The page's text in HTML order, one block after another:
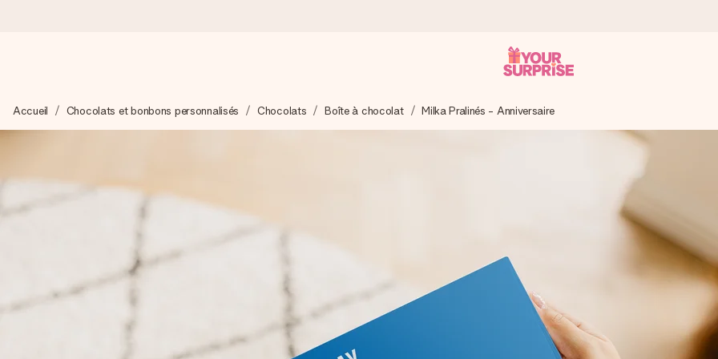
Nous préparons votre cadeau avec attention et l’envoyons en un éclair – pour que vous puissiez l’offrir au bon moment, quand
4,9 (sur la base de +15 000 avis)
Nos cadeaux sont appréciés. Les clients nous attribuent une note de 4,9 sur Google Reviews (total de tous les pays où nous
Carte de vœux gratuite
Créez quelque chose d’unique en quelques étapes – avec son prénom, votre photo ou un message qui touche le cœur. Sans
Accueil Chocolats et bonbons personnalisés Chocolats Boîte à chocolat Milka Pralinés - Anniversaire